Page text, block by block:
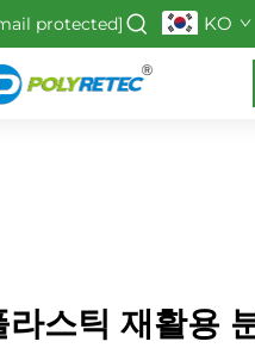
protected] KO
스틱 재활용